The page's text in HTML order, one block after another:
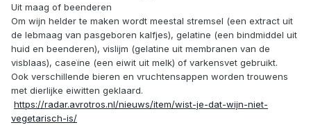
Uit maag of beenderen
Om wijn helder te maken wordt meestal stremsel (een extract uit
de lebmaag van pasgeboren kalfjes), gelatine (een bindmiddel uit
huid en beenderen), vislijm (gelatine uit membranen van de
visblaas), caseïne (een eiwit uit melk) of varkensvet gebruikt.
Ook verschillende bieren en vruchtensappen worden trouwens
met dierlijke eiwitten geklaard.
https://radar.avrotros.nl/nieuws/item/wist-je-dat-wijn-niet-
vegetarisch-is/